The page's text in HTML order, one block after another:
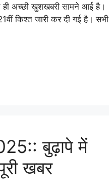
अच्छी खुशखबरी सामने आई है।
किश्त जारी कर दी गई है। सभी
बुढ़ापे में
खबर